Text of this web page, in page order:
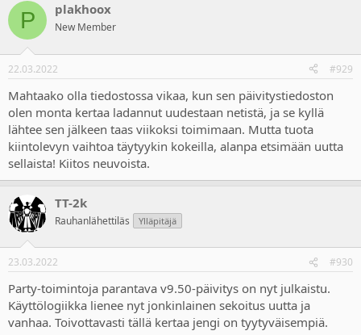
P plakhoox
New Member
22.03.2022 #929
Mahtaako olla tiedostossa vikaa, kun sen päivitystiedoston
olen monta kertaa ladannut uudestaan netistä, ja se kyllä
lähtee sen jälkeen taas viikoksi toimimaan. Mutta tuota
kiintolevyn vaihtoa täytyykin kokeilla, alanpa etsimään uutta
sellaista! Kiitos neuvoista.
TT-2k
Rauhanlähettiläs Ylläpitäjä
23.03.2022 #930
Party-toimintoja parantava v9.50-päivitys on nyt julkaistu.
Käyttölogiikka lienee nyt jonkinlainen sekoitus uutta ja
vanhaa. Toivottavasti tällä kertaa jengi on tyytyväisempiä.